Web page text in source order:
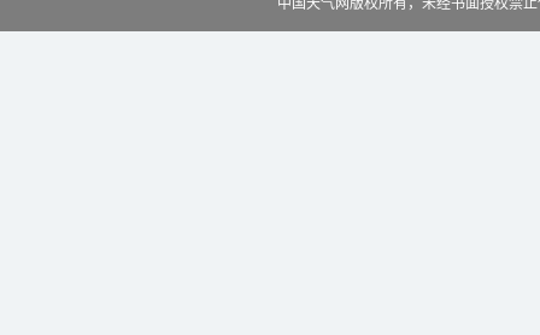
中国天气网版权所有，未经书面授权